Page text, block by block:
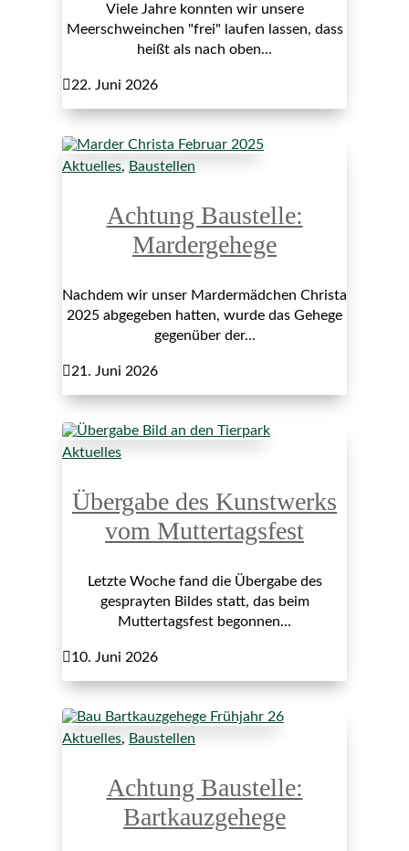
Viele Jahre konnten wir unsere
Meerschweinchen "frei" laufen lassen, dass
heißt als nach oben...
22. Juni 2026
Aktuelles, Baustellen
Achtung Baustelle:
Mardergehege
Nachdem wir unser Mardermädchen Christa
2025 abgegeben hatten, wurde das Gehege
gegenüber der...
21. Juni 2026
Aktuelles
Übergabe des Kunstwerks
vom Muttertagsfest
Letzte Woche fand die Übergabe des
gesprayten Bildes statt, das beim
Muttertagsfest begonnen...
10. Juni 2026
Aktuelles, Baustellen
Achtung Baustelle:
Bartkauzgehege